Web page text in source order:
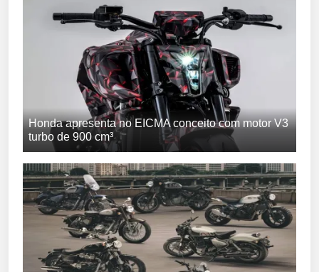
Honda apresenta no EICMA conceito com motor V3
turbo de 900 cm³